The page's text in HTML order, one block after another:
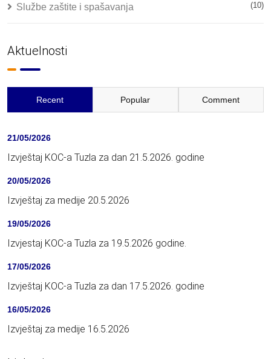
Službe zaštite i spašavanja (10)
Aktuelnosti
Recent Popular Comment
21/05/2026
Izvještaj KOC-a Tuzla za dan 21.5.2026. godine
20/05/2026
Izvještaj za medije 20.5.2026
19/05/2026
Izvjestaj KOC-a Tuzla za 19.5.2026 godine.
17/05/2026
Izvještaj KOC-a Tuzla za dan 17.5.2026. godine
16/05/2026
Izvještaj za medije 16.5.2026